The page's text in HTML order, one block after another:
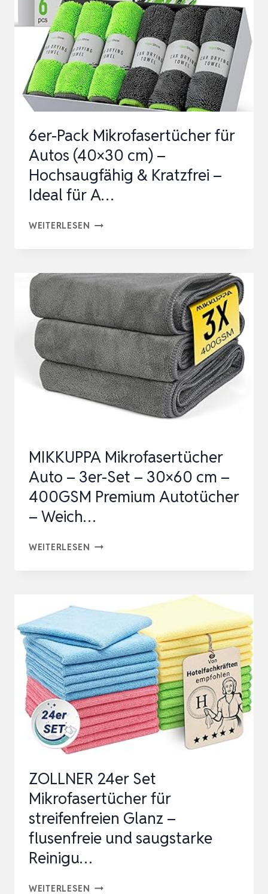
REINIGUNGSTÜCHER
PUTZLAPPEN
…
6er-Pack Mikrofasertücher für
Autos (40×30 cm) –
Hochsaugfähig & Kratzfrei –
Ideal für A…
WEITERLESEN 6ER-
FÜR
AUTOS
(40×30
CM)
–
HOCHSAUGFÄHIG
&
KRATZFREI
FÜR
A…
MIKKUPPA Mikrofasertücher
Auto – 3er-Set – 30×60 cm –
400GSM Premium Autotücher
– Weich…
WEITERLESEN MIKKUPPA
SET
–
30×60
CM
–
400GSM
PREMIUM
–
WEICH…
ZOLLNER 24er Set
Mikrofasertücher für
streifenfreien Glanz –
flusenfreie und saugstarke
Reinigu…
WEITERLESEN ZOLLNER